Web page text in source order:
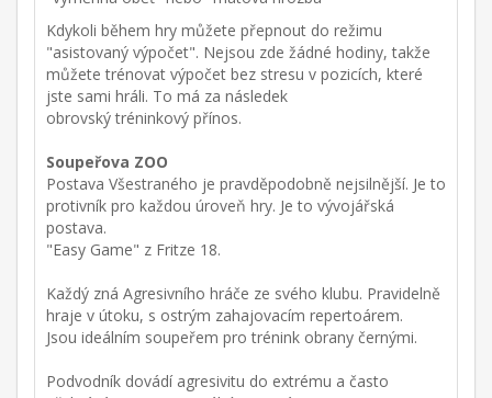
Kdykoli během hry můžete přepnout do režimu
"asistovaný výpočet". Nejsou zde žádné hodiny, takže
můžete trénovat výpočet bez stresu v pozicích, které
jste sami hráli. To má za následek
obrovský tréninkový přínos.
Soupeřova ZOO
Postava Všestraného je pravděpodobně nejsilnější. Je to
protivník pro každou úroveň hry. Je to vývojářská
postava.
"Easy Game" z Fritze 18.
Každý zná Agresivního hráče ze svého klubu. Pravidelně
hraje v útoku, s ostrým zahajovacím repertoárem.
Jsou ideálním soupeřem pro trénink obrany černými.
Podvodník dovádí agresivitu do extrému a často